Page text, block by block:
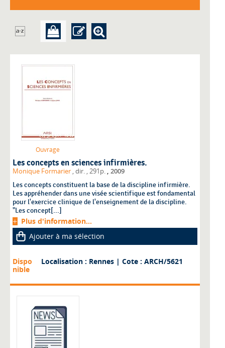
Ouvrage
Les concepts en sciences infirmières.
Monique Formarier , dir. , 291p. , 2009
Les concepts constituent la base de la discipline infirmière.
Les appréhender dans une visée scientifique est fondamental
pour l'exercice clinique de l'enseignement de la discipline.
"Les concept[...]
Plus d'information...
Ajouter à ma sélection
Dispo
nible
Localisation : Rennes | Cote : ARCH/5621